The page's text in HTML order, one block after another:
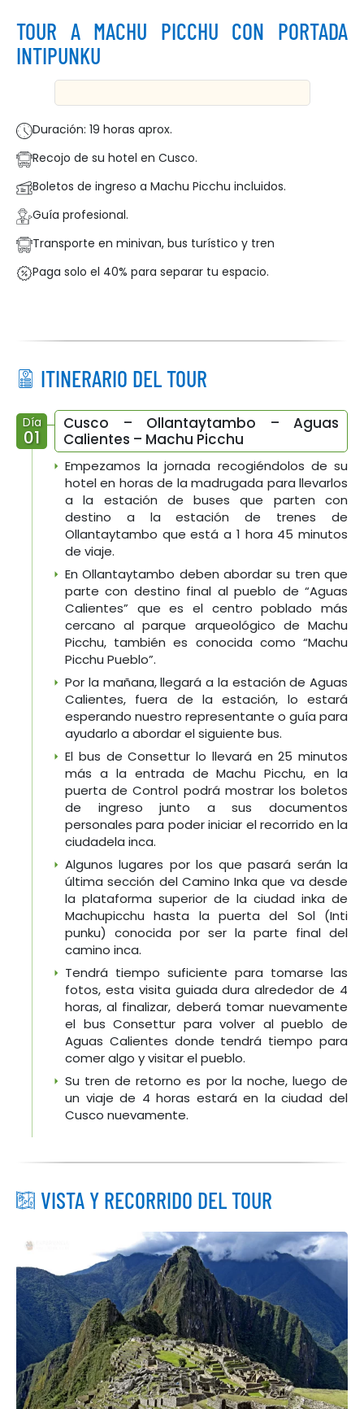
WHATSAPP
TOUR A MACHU PICCHU CON PORTADA
INTIPUNKU
Duración: 19 horas aprox.
Recojo de su hotel en Cusco.
Boletos de ingreso a Machu Picchu incluidos.
Guía profesional.
Transporte en minivan, bus turístico y tren
Paga solo el 40% para separar tu espacio.
ITINERARIO DEL TOUR
Día
01
Cusco – Ollantaytambo – Aguas
Calientes – Machu Picchu
Empezamos la jornada recogiéndolos de su
hotel en horas de la madrugada para llevarlos
a la estación de buses que parten con
destino a la estación de trenes de
Ollantaytambo que está a 1 hora 45 minutos
de viaje.
En Ollantaytambo deben abordar su tren que
parte con destino final al pueblo de “Aguas
Calientes” que es el centro poblado más
cercano al parque arqueológico de Machu
Picchu, también es conocida como “Machu
Picchu Pueblo”.
Por la mañana, llegará a la estación de Aguas
Calientes, fuera de la estación, lo estará
esperando nuestro representante o guía para
ayudarlo a abordar el siguiente bus.
El bus de Consettur lo llevará en 25 minutos
más a la entrada de Machu Picchu, en la
puerta de Control podrá mostrar los boletos
de ingreso junto a sus documentos
personales para poder iniciar el recorrido en la
ciudadela inca.
Algunos lugares por los que pasará serán la
última sección del Camino Inka que va desde
la plataforma superior de la ciudad inka de
Machupicchu hasta la puerta del Sol (Inti
punku) conocida por ser la parte final del
camino inca.
Tendrá tiempo suficiente para tomarse las
fotos, esta visita guiada dura alrededor de 4
horas, al finalizar, deberá tomar nuevamente
el bus Consettur para volver al pueblo de
Aguas Calientes donde tendrá tiempo para
comer algo y visitar el pueblo.
Su tren de retorno es por la noche, luego de
un viaje de 4 horas estará en la ciudad del
Cusco nuevamente.
VISTA Y RECORRIDO DEL TOUR